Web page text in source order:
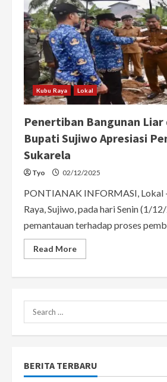
Kubu Raya Lokal
Penertiban Bangunan Liar
Bupati Sujiwo Apresiasi
Sukarela
Tyo 02/12/2025
PONTIANAK INFORMASI, Lokal
Raya, Sujiwo, pada hari Senin (1/
pemantauan terhadap proses
Read MoreRead
more
Bupati
Search
for:
BERITA TERBARU